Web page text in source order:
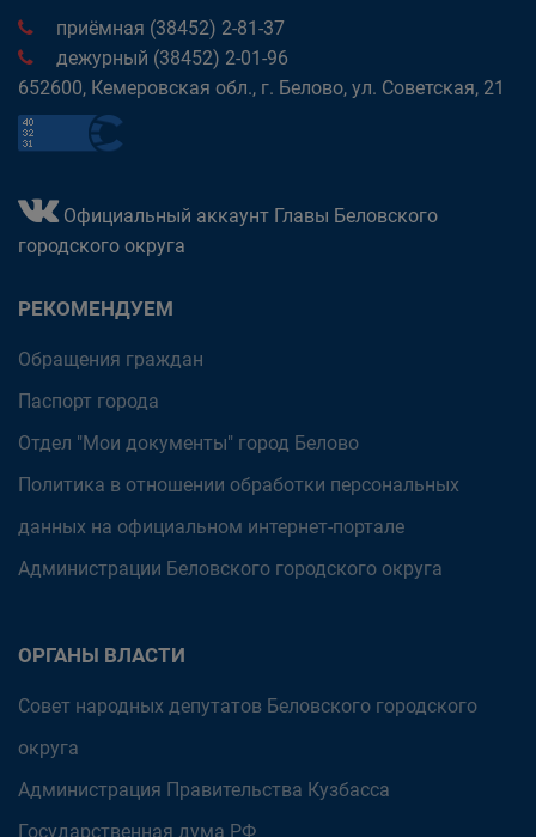
приёмная (38452) 2-81-37
дежурный (38452) 2-01-96
652600, Кемеровская обл., г. Белово, ул. Советская, 21
Официальный аккаунт Главы Беловского
городского округа
РЕКОМЕНДУЕМ
Обращения граждан
Паспорт города
Отдел "Мои документы" город Белово
Политика в отношении обработки персональных
данных на официальном интернет-портале
Администрации Беловского городского округа
ОРГАНЫ ВЛАСТИ
Совет народных депутатов Беловского городского
округа
Администрация Правительства Кузбасса
Государственная дума РФ